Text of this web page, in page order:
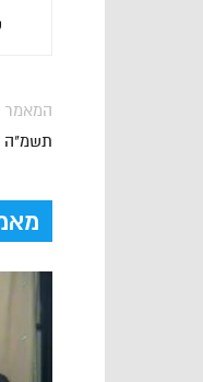
המאמר
תשמ"ה